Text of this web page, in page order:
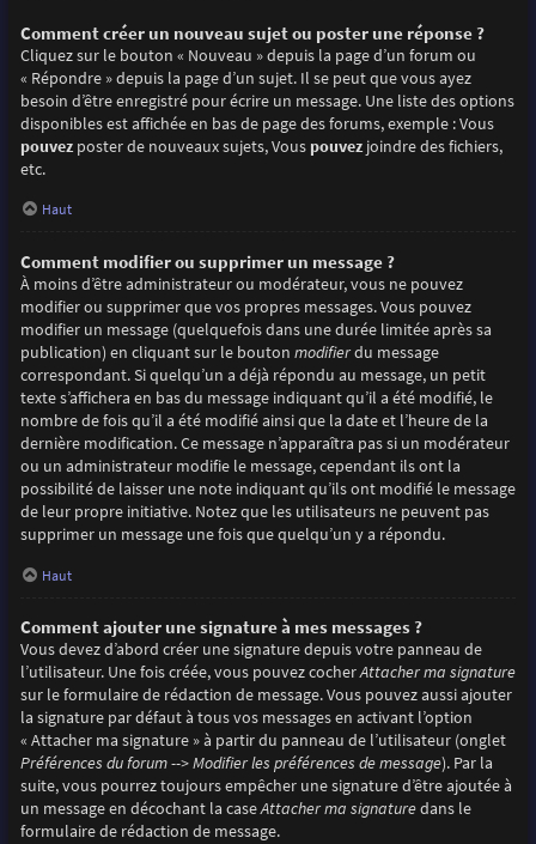
Comment créer un nouveau sujet ou poster une réponse ?
Cliquez sur le bouton « Nouveau » depuis la page d’un forum ou
« Répondre » depuis la page d’un sujet. Il se peut que vous ayez
besoin d’être enregistré pour écrire un message. Une liste des options
disponibles est affichée en bas de page des forums, exemple : Vous
pouvezposter de nouveaux sujets, Vous pouvezjoindre des fichiers,
etc.
Haut
Comment modifier ou supprimer un message ?
À moins d’être administrateur ou modérateur, vous ne pouvez
modifier ou supprimer que vos propres messages. Vous pouvez
modifier un message (quelquefois dans une durée limitée après sa
publication) en cliquant sur le bouton modifierdu message
correspondant. Si quelqu’un a déjà répondu au message, un petit
texte s’affichera en bas du message indiquant qu’il a été modifié, le
nombre de fois qu’il a été modifié ainsi que la date et l’heure de la
dernière modification. Ce message n’apparaîtra pas si un modérateur
ou un administrateur modifie le message, cependant ils ont la
possibilité de laisser une note indiquant qu’ils ont modifié le message
de leur propre initiative. Notez que les utilisateurs ne peuvent pas
supprimer un message une fois que quelqu’un y a répondu.
Haut
Comment ajouter une signature à mes messages ?
Vous devez d’abord créer une signature depuis votre panneau de
l’utilisateur. Une fois créée, vous pouvez cocherAttacher ma signature
sur le formulaire de rédaction de message. Vous pouvez aussi ajouter
la signature par défaut à tous vos messages en activant l’option
« Attacher ma signature » à partir du panneau de l’utilisateur (onglet
Préférences du forum --> Modifier les préférences de message). Par la
suite, vous pourrez toujours empêcher une signature d’être ajoutée à
un message en décochant la caseAttacher ma signaturedans le
formulaire de rédaction de message.